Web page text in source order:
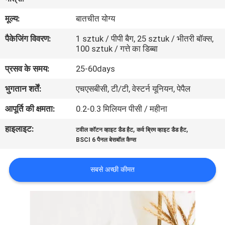
गुणवत्ता
नियंत्रण
संपर्क
करें
मामलों
मूल्य:
बातचीत योग्य
पैकेजिंग विवरण:
1 sztuk / पीपी बैग, 25 sztuk / भीतरी बॉक्स,
100 sztuk / गत्ते का डिब्बा
प्रसव के समय:
25-60days
भुगतान शर्तें:
एचएसबीसी, टी/टी, वेस्टर्न यूनियन, पेपैल
आपूर्ति की क्षमता:
0.2-0.3 मिलियन पीसी / महीना
हाइलाइट:
टवील कॉटन व्हाइट डैड हैट,कर्व ब्रिम व्हाइट डैड हैट,
BSCI 6 पैनल बेसबॉल कैप्स
सबसे अच्छी कीमत